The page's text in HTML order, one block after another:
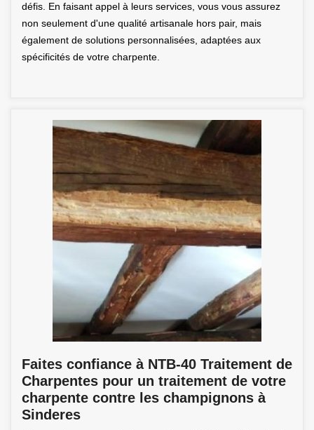
défis. En faisant appel à leurs services, vous vous assurez
non seulement d'une qualité artisanale hors pair, mais
également de solutions personnalisées, adaptées aux
spécificités de votre charpente.
Faites confiance à NTB-40 Traitement de
Charpentes pour un traitement de votre
charpente contre les champignons à
Sinderes